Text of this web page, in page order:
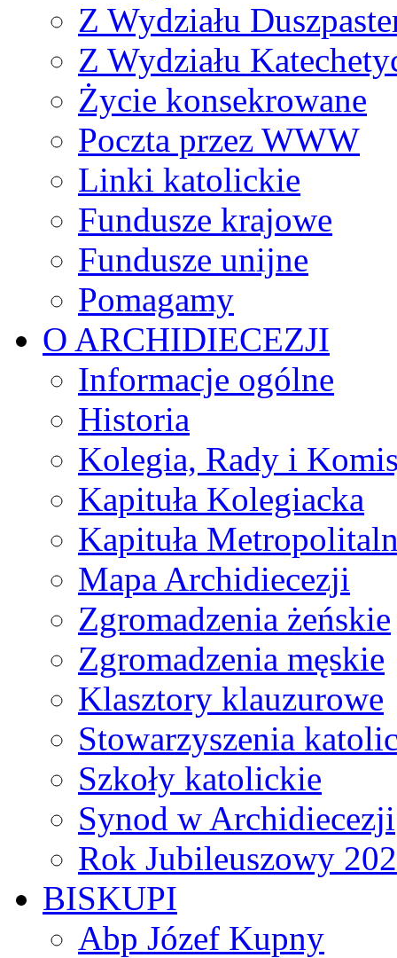
Z Wydziału
Z Wydziału
Życie konsekrowane
Poczta przez WWW
Linki katolickie
Fundusze krajowe
Fundusze unijne
Pomagamy
O ARCHIDIECEZJI
Informacje ogólne
Historia
Kolegia, Rady i
Kapituła Kolegiacka
Kapituła
Mapa Archidiecezji
Zgromadzenia żeńskie
Zgromadzenia męskie
Klasztory klauzurowe
Stowarzyszenia
Szkoły katolickie
Synod w Archidiecezji
Rok Jubileuszowy
BISKUPI
Abp Józef Kupny